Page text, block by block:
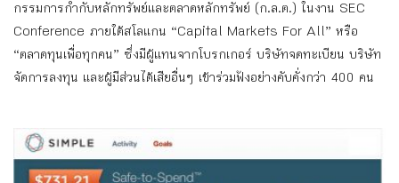
กรรมการกำกับหลักทรัพย์และตลาดหลักทรัพย์ (ก.ล.ต.) ในงาน SEC
Conference ภายใต้สโลแกน “Capital Markets For All” หรือ
“ตลาดทุนเพื่อทุกคน” ซึ่งมีผู้แทนจากโบรกเกอร์ บริษัทจดทะเบียน บริษัท
จัดการลงทุน และผู้มีส่วนได้เสียอื่นๆ เข้าร่วมฟังอย่างคับคั่งกว่า 400 คน